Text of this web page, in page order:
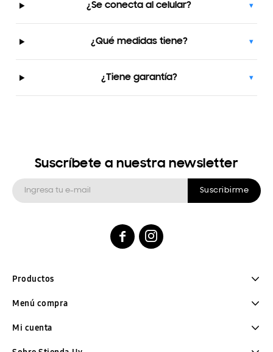
¿Se conecta al celular? ▾
¿Qué medidas tiene? ▾
¿Tiene garantía? ▾
Menú compra
Mi cuenta
Productos
Suscríbete a nuestra newsletter
Suscribirme
 